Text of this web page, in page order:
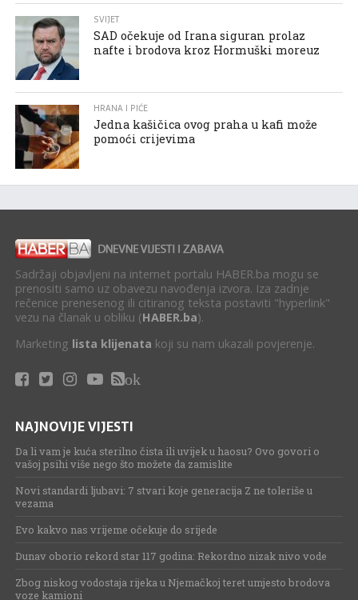
SVIJET
SAD očekuje od Irana siguran prolaz
nafte i brodova kroz Hormuški moreuz
HRANA I PIĆE
Jedna kašičica ovog praha u kafi može
pomoći crijevima
Sadržaji objavljeni na internet portalu HABER.ba mogu se
prenositi samo uz obavezu navođenja izvora. Iza zadnje
rečenice prenesenog ili citiranog teksta postaviti "hyperlink"
vezu na članak u obliku (HABER.ba).
Marketing lista klijenata koji su nam ukazali povjerenje.
ok
NAJNOVIJE VIJESTI
Da li vam je kuća sterilno čista ili uvijek u haosu? Ovo govori o
vašoj psihi više nego što možete da zamislite
Novi standardi ljubavi: 7 stvari koje generacija Z ne toleriše u
vezama
Evo kakvo nas vrijeme očekuje do srijede
Dunav oborio rekord star 117 godina: Rekordno nizak nivo vode
Zbog niskog vodostaja rijeka u Njemačkoj teret umjesto brodova
voze kamioni